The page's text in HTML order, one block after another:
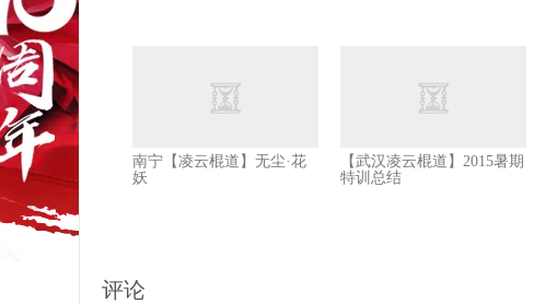
南宁【凌云棍道】无尘·花
妖
【武汉凌云棍道】2015暑期
特训总结
评论